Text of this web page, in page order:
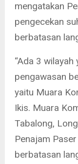
mengatakan
pengecekan
berbatasan
“Ada 3 wilayah
pengawasan
yaitu Muara
Ikis. Muara
Tabalong,
Penajam
berbatasan